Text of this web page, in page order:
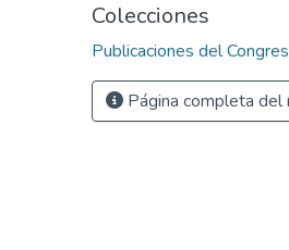
Colecciones
Publicaciones del
Página completa del